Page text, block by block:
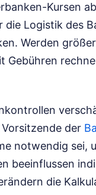
Kursen
Logistik des
Werden
Gebühren
der
notwendig sei,
beeinflussen
die